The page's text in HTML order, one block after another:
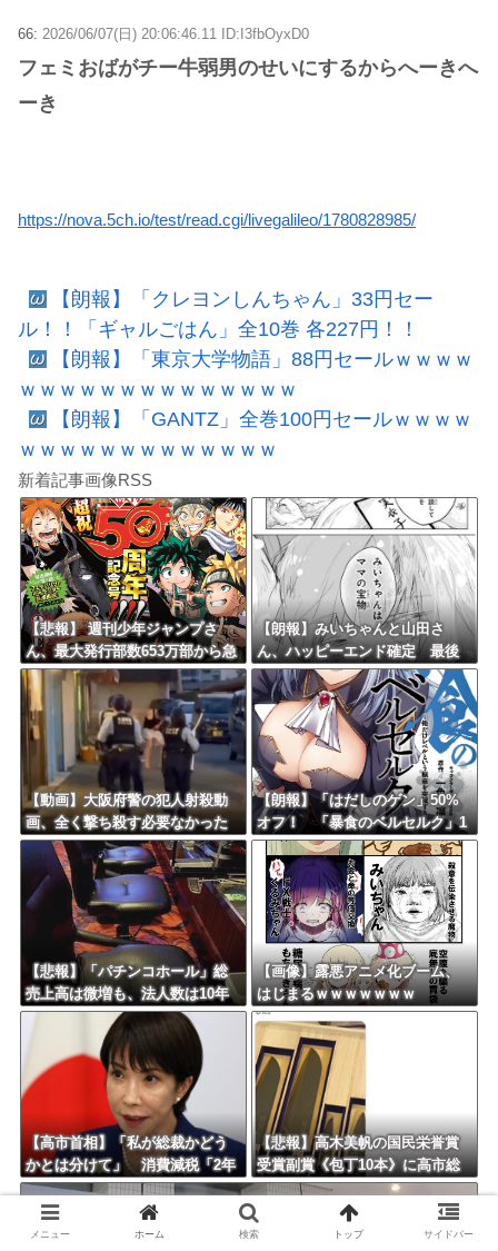
66: 2026/06/07(日) 20:06:46.11 ID:I3fbOyxD0
フェミおばがチー牛弱男のせいにするからへーきへ
ーき
https://nova.5ch.io/test/read.cgi/livegalileo/1780828985/
【朗報】「クレヨンしんちゃん」33円セー
ル！！「ギャルごはん」全10巻 各227円！！
【朗報】「東京大学物語」88円セールｗｗｗｗ
ｗｗｗｗｗｗｗｗｗｗｗｗｗｗ
【朗報】「GANTZ」全巻100円セールｗｗｗｗ
ｗｗｗｗｗｗｗｗｗｗｗｗｗ
新着記事画像RSS
【悲報】 週刊少年ジャンプさ
ん、最大発行部数653万部から急
降下でついに100万部を割ってし
まうｗｗｗｗｗｗｗ
【朗報】みいちゃんと山田さ
ん、ハッピーエンド確定 最後
はママに埋葬される
【動画】大阪府警の犯人射殺動
画、全く撃ち殺す必要なかった
ｗｗｗｗｗｗｗｗｗｗｗ
【朗報】「はだしのゲン」50%
オフ！ 「暴食のベルセルク」1
4巻無料ｗｗｗｗｗｗ
【悲報】「パチンコホール」総
売上高は微増も、法人数は10年
間で半減 黒字企業割合は5年ぶ
りに7割超え
【画像】露悪アニメ化ブーム、
はじまるｗｗｗｗｗｗｗ
【高市首相】「私が総裁かどう
かとは分けて」 消費減税「2年
後に私の責任で戻す」発言を説
【悲報】高木美帆の国民栄誉賞
受賞副賞《包丁10本》に高市総
理の名前も刻印ｗｗｗｗｗｗｗ
メニュー ホーム 検索 トップ サイドバー